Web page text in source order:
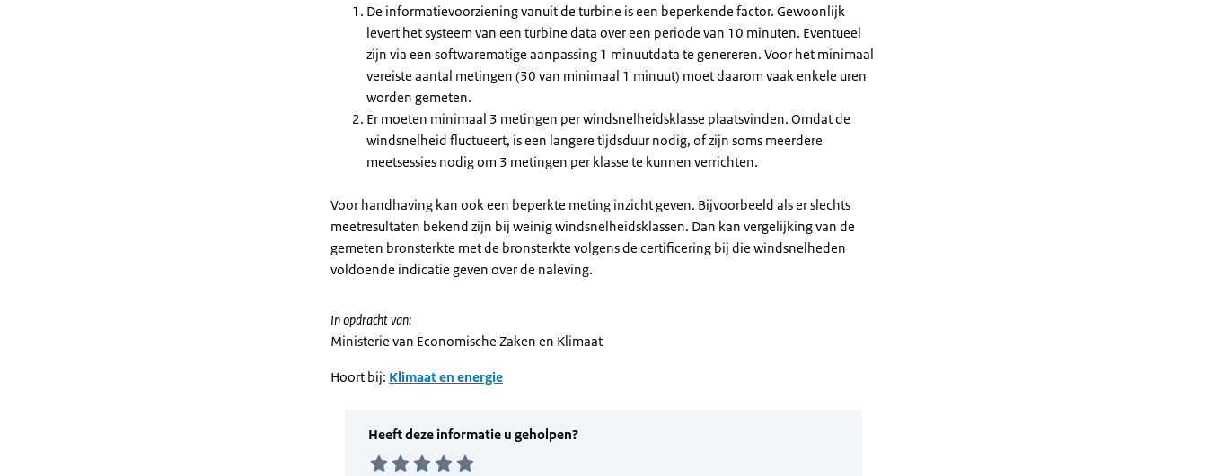
De informatievoorziening vanuit de turbine is een beperkende factor. Gewoonlijk
levert het systeem van een turbine data over een periode van 10 minuten. Eventueel
zijn via een softwarematige aanpassing 1 minuutdata te genereren. Voor het minimaal
vereiste aantal metingen (30 van minimaal 1 minuut) moet daarom vaak enkele uren
worden gemeten.
Er moeten minimaal 3 metingen per windsnelheidsklasse plaatsvinden. Omdat de
windsnelheid fluctueert, is een langere tijdsduur nodig, of zijn soms meerdere
meetsessies nodig om 3 metingen per klasse te kunnen verrichten.
Voor handhaving kan ook een beperkte meting inzicht geven. Bijvoorbeeld als er slechts
meetresultaten bekend zijn bij weinig windsnelheidsklassen. Dan kan vergelijking van de
gemeten bronsterkte met de bronsterkte volgens de certificering bij die windsnelheden
voldoende indicatie geven over de naleving.
In opdracht van:
Ministerie van Economische Zaken en Klimaat
Hoort bij: Klimaat en energie